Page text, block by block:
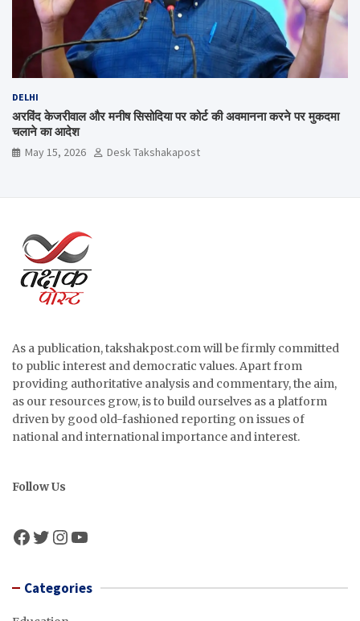
DELHI
अरविंद केजरीवाल और मनीष सिसोदिया पर कोर्ट की अवमानना करने पर मुकदमा
चलाने का आदेश
May 15, 2026 Desk Takshakapost
As a publication, takshakpost.com will be firmly committed
to public interest and democratic values. Apart from
providing authoritative analysis and commentary, the aim,
as our resources grow, is to build ourselves as a platform
driven by good old-fashioned reporting on issues of
national and international importance and interest.
Follow Us
Facebook
Twitter
Instagram
YouTube
Categories